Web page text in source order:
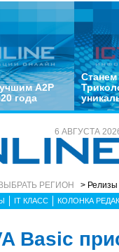
A2P
года
6 АВГУСТА
ВЫБРАТЬ РЕГИОН > Релизы
IT КЛАСС КОЛОНКА
Basic